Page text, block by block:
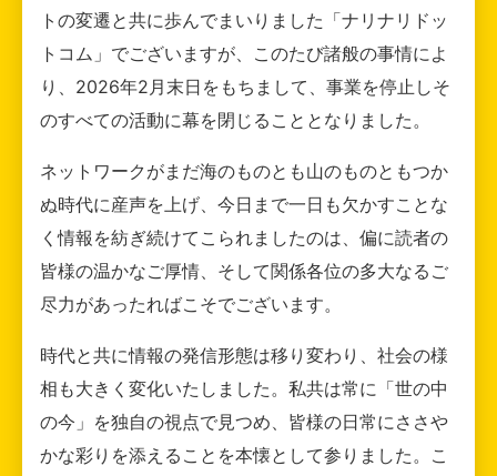
トの変遷と共に歩んでまいりました「ナリナリドッ
トコム」でございますが、このたび諸般の事情によ
り、2026年2月末日をもちまして、事業を停止しそ
のすべての活動に幕を閉じることとなりました。
ネットワークがまだ海のものとも山のものともつか
ぬ時代に産声を上げ、今日まで一日も欠かすことな
く情報を紡ぎ続けてこられましたのは、偏に読者の
皆様の温かなご厚情、そして関係各位の多大なるご
尽力があったればこそでございます。
時代と共に情報の発信形態は移り変わり、社会の様
相も大きく変化いたしました。私共は常に「世の中
の今」を独自の視点で見つめ、皆様の日常にささや
かな彩りを添えることを本懐として参りました。こ